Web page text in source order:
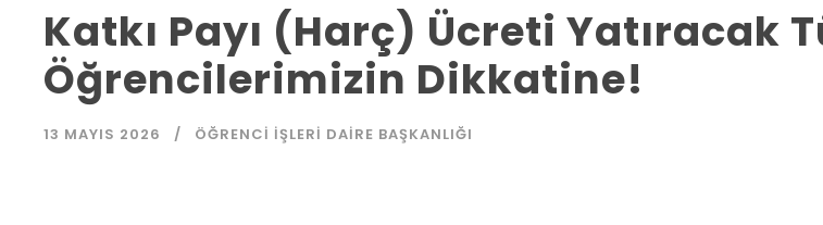
Katkı Payı (Harç) Ücreti Yatıracak
Öğrencilerimizin Dikkatine!
13 MAYIS 2026 ÖĞRENCI İŞLERI DAIRE BAŞKANLIĞI